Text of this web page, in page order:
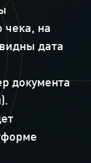
чека, на
дата
документа